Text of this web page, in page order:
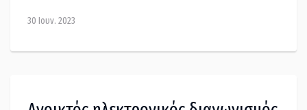
Ν.4782/2021,προσφορά των παρακάτω αναλυτικά αναφερόμενων
30 Ιουν. 2023